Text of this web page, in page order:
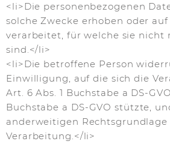
<li>Die personenbezogenen
solche Zwecke erhoben oder
verarbeitet, für welche sie nicht
sind.</li>
<li>Die betroffene Person
Einwilligung, auf die sich die
Art. 6 Abs. 1 Buchstabe a DS-
Buchstabe a DS-GVO stützte,
anderweitigen
Verarbeitung.</li>